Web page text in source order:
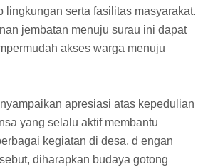
lingkungan serta fasilitas masyarakat.
jembatan menuju surau ini dapat
akses warga menuju
apresiasi atas kepedulian
yang selalu aktif membantu
kegiatan di desa, d engan
diharapkan budaya gotong